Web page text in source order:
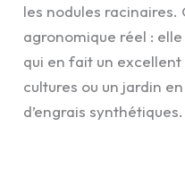
les nodules racinaires.
agronomique réel :
qui en fait un
cultures ou un jardin
d’engrais synthétiques.